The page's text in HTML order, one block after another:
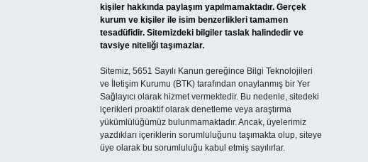
kişiler hakkında paylaşım yapılmamaktadır. Gerçek
kurum ve kişiler ile isim benzerlikleri tamamen
tesadüfidir. Sitemizdeki bilgiler taslak halindedir ve
tavsiye niteliği taşımazlar.
Sitemiz, 5651 Sayılı Kanun gereğince Bilgi Teknolojileri
ve İletişim Kurumu (BTK) tarafından onaylanmış bir Yer
Sağlayıcı olarak hizmet vermektedir. Bu nedenle, sitedeki
içerikleri proaktif olarak denetleme veya araştırma
yükümlülüğümüz bulunmamaktadır. Ancak, üyelerimiz
yazdıkları içeriklerin sorumluluğunu taşımakta olup, siteye
üye olarak bu sorumluluğu kabul etmiş sayılırlar.